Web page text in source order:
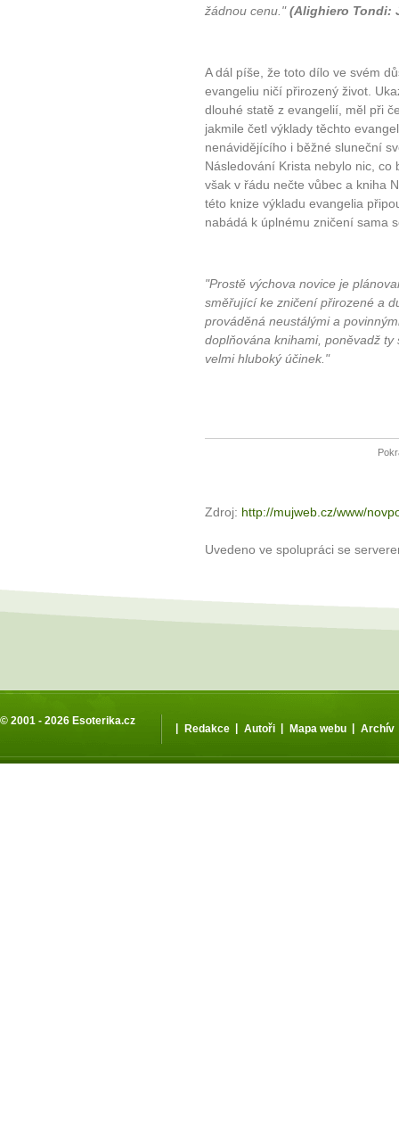
žádnou cenu."(Alighiero Tondi:
A dál píše, že toto dílo ve svém
evangeliu ničí přirozený život.
dlouhé statě z evangelií, měl při
jakmile četl výklady těchto
nenávidějícího i běžné sluneční
Následování Krista nebylo nic, co
však v řádu nečte vůbec a kniha
této knize výkladu evangelia
nabádá k úplnému zničení sama
"Prostě výchova novice je
směřující ke zničení přirozené a
prováděná neustálými a
doplňována knihami, poněvadž
velmi hluboký účinek."
Zdroj: http://mujweb.cz/www/
Uvedeno ve spolupráci se
© 2001 - 2026 Esoterika.cz
| Redakce | Autoři | Mapa webu | Archív